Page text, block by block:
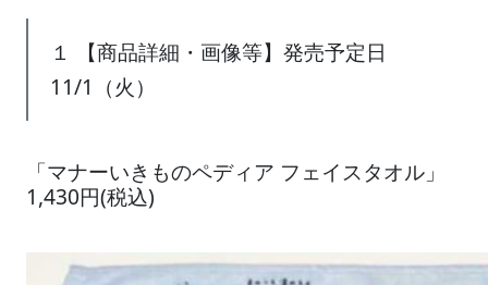
１ 【商品詳細・画像等】発売予定日
11/1（火）
「マナーいきものペディア フェイスタオル」
1,430円(税込)